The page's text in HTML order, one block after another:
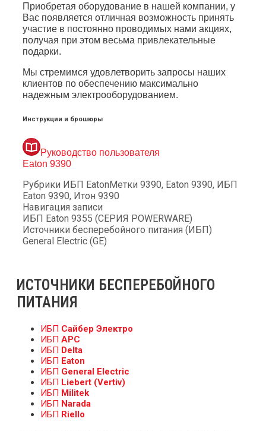
Приобретая оборудование в нашей компании, у
Вас появляется отличная возможность принять
участие в постоянно проводимых нами акциях,
получая при этом весьма привлекательные
подарки.
Мы стремимся удовлетворить запросы наших
клиентов по обеспечению максимально
надежным электрооборудованием.
Инструкции и брошюры
Руководство пользователя
Eaton 9390
Рубрики ИБП EatonМетки 9390, Eaton 9390, ИБП
Eaton 9390, Итон 9390
Навигация записи
ИБП Eaton 9355 (СЕРИЯ POWERWARE)
Источники бесперебойного питания (ИБП)
General Electric (GE)
ИСТОЧНИКИ БЕСПЕРЕБОЙНОГО
ПИТАНИЯ
ИБП Сайбер Электро
ИБП APC
ИБП Delta
ИБП Eaton
ИБП General Electric
ИБП Liebert (Vertiv)
ИБП Militek
ИБП Narada
ИБП Riello